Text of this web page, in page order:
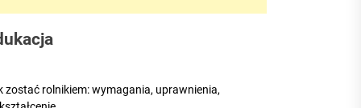
zostać rolnikiem: wymagania, uprawnienia,